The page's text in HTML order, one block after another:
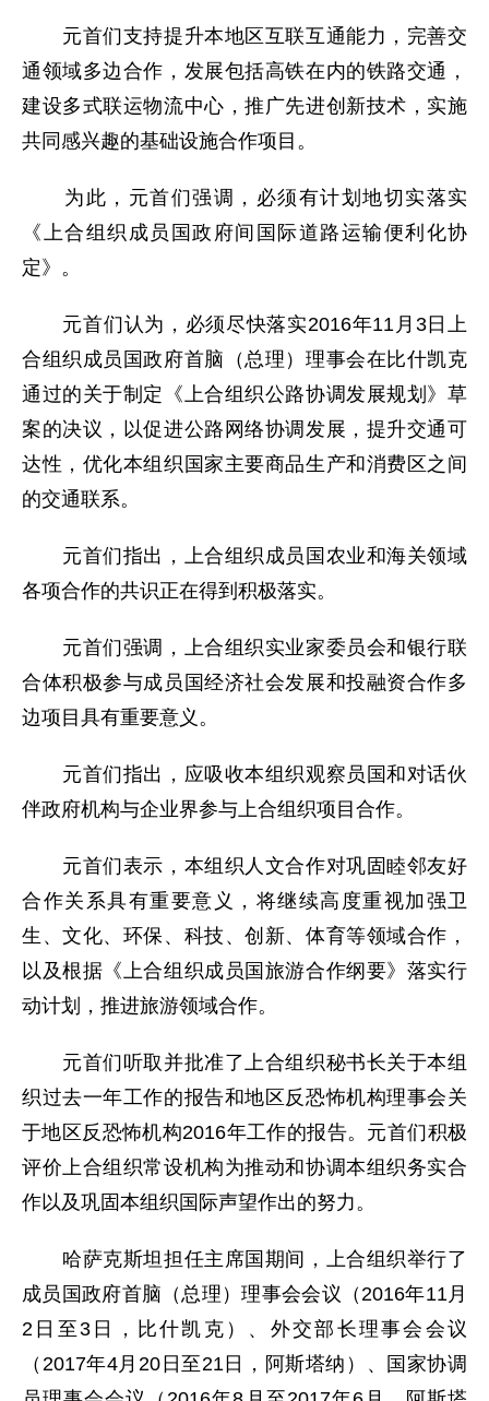
元首们支持提升本地区互联互通能力，完善交
通领域多边合作，发展包括高铁在内的铁路交通，
建设多式联运物流中心，推广先进创新技术，实施
共同感兴趣的基础设施合作项目。
为此，元首们强调，必须有计划地切实落实
《上合组织成员国政府间国际道路运输便利化协
定》。
元首们认为，必须尽快落实2016年11月3日上
合组织成员国政府首脑（总理）理事会在比什凯克
通过的关于制定《上合组织公路协调发展规划》草
案的决议，以促进公路网络协调发展，提升交通可
达性，优化本组织国家主要商品生产和消费区之间
的交通联系。
元首们指出，上合组织成员国农业和海关领域
各项合作的共识正在得到积极落实。
元首们强调，上合组织实业家委员会和银行联
合体积极参与成员国经济社会发展和投融资合作多
边项目具有重要意义。
元首们指出，应吸收本组织观察员国和对话伙
伴政府机构与企业界参与上合组织项目合作。
元首们表示，本组织人文合作对巩固睦邻友好
合作关系具有重要意义，将继续高度重视加强卫
生、文化、环保、科技、创新、体育等领域合作，
以及根据《上合组织成员国旅游合作纲要》落实行
动计划，推进旅游领域合作。
元首们听取并批准了上合组织秘书长关于本组
织过去一年工作的报告和地区反恐怖机构理事会关
于地区反恐怖机构2016年工作的报告。元首们积极
评价上合组织常设机构为推动和协调本组织务实合
作以及巩固本组织国际声望作出的努力。
哈萨克斯坦担任主席国期间，上合组织举行了
成员国政府首脑（总理）理事会会议（2016年11月
2日至3日，比什凯克）、外交部长理事会会议
（2017年4月20日至21日，阿斯塔纳）、国家协调